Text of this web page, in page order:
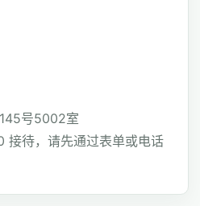
号5002室
接待，请先通过表单或电话